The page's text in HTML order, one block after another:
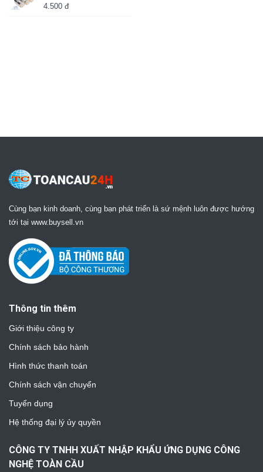
4.500 đ
Cùng bạn kinh doanh, cùng bạn phát triển là sứ mệnh luôn được hướng
tới tại www.buysell.vn
Thông tin thêm
Giới thiệu công ty
Chính sách bảo hành
Hình thức thanh toán
Chính sách vận chuyển
Tuyển dụng
Hệ thống đại lý ủy quyền
CÔNG TY TNHH XUẤT NHẬP KHẨU ỨNG DỤNG CÔNG
NGHỆ TOÀN CẦU